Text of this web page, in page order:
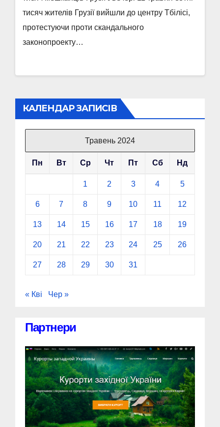
тисяч жителів Грузії вийшли до центру Тбілісі,
протестуючи проти скандального
законопроекту…
КАЛЕНДАР ЗАПИСІВ
Травень 2024
Пн Вт Ср Чт Пт Сб Нд
1 2 3 4 5
6 7 8 9 10 11 12
13 14 15 16 17 18 19
20 21 22 23 24 25 26
27 28 29 30 31
« Кві Чер »
Партнери